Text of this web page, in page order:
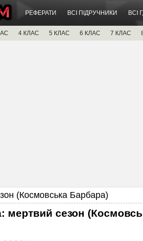
РЕФЕРАТИ ВСІ ПІДРУЧНИКИ ВСІ
4 КЛАС 5 КЛАС 6 КЛАС 7 КЛАС
(Космовська Барбара)
мертвий сезон